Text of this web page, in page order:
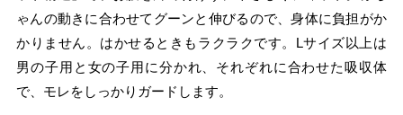
ゃんの動きに合わせてグーンと伸びるので、身体に負担がか
かりません。はかせるときもラクラクです。Lサイズ以上は
男の子用と女の子用に分かれ、それぞれに合わせた吸収体
で、モレをしっかりガードします。